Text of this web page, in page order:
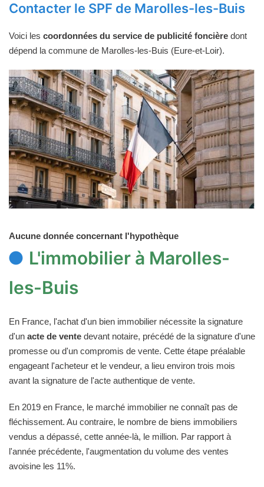
Contacter le SPF de Marolles-les-Buis
Voici les coordonnées du service de publicité foncière dont
dépend la commune de Marolles-les-Buis (Eure-et-Loir).
Aucune donnée concernant l'hypothèque
L'immobilier à Marolles-
les-Buis
En France, l'achat d'un bien immobilier nécessite la signature
d'un acte de vente devant notaire, précédé de la signature d'une
promesse ou d'un compromis de vente. Cette étape préalable
engageant l'acheteur et le vendeur, a lieu environ trois mois
avant la signature de l'acte authentique de vente.
En 2019 en France, le marché immobilier ne connaît pas de
fléchissement. Au contraire, le nombre de biens immobiliers
vendus a dépassé, cette année-là, le million. Par rapport à
l'année précédente, l'augmentation du volume des ventes
avoisine les 11%.